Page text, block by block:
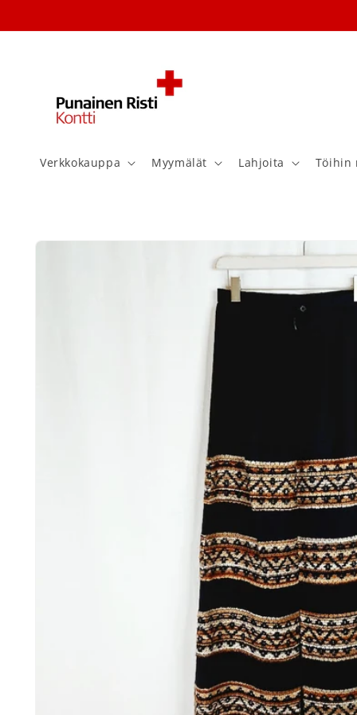
sisältöön
Verkkokauppa Myymälät Lahjoita Töihin